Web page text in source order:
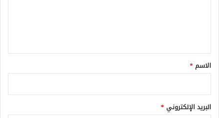
*
الاسم *
البريد الإلكتروني *